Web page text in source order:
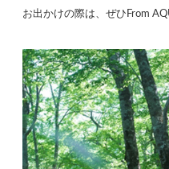
お出かけの際は、ぜひFrom